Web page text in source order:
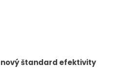
štandard efektivity